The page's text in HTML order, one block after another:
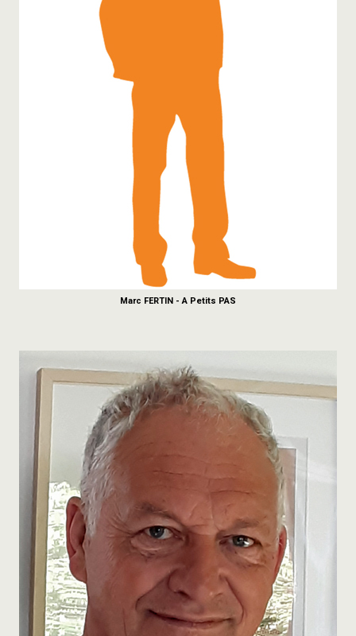
Marc FERTIN - A Petits PAS